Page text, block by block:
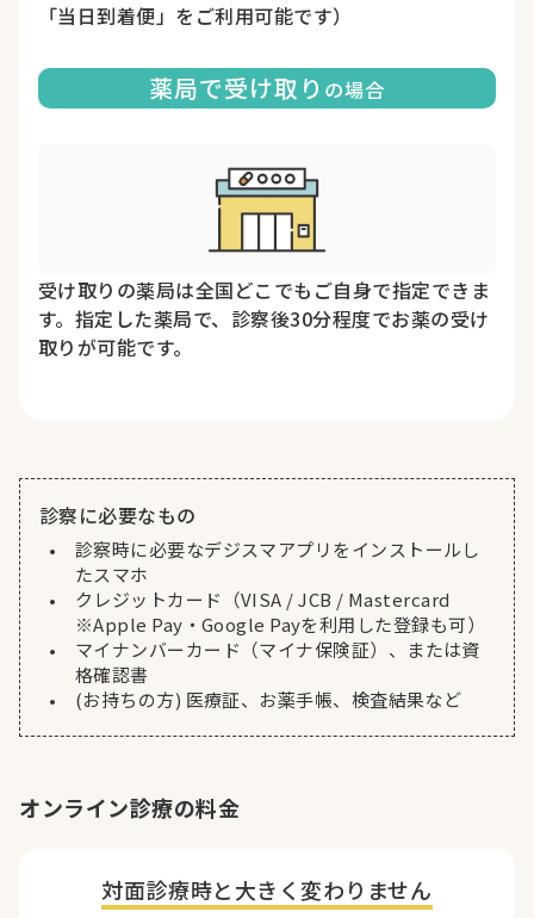
「当日到着便」をご利用可能です）
薬局で受け取り の場合
受け取りの薬局は全国どこでもご自身で指定できま
す。指定した薬局で、診察後30分程度でお薬の受け
取りが可能です。
診察に必要なもの
診察時に必要なデジスマアプリをインストールし
たスマホ
クレジットカード（VISA / JCB / Mastercard
※Apple Pay・Google Payを利用した登録も可）
マイナンバーカード（マイナ保険証）、または資
格確認書
(お持ちの方) 医療証、お薬手帳、検査結果など
オンライン診療の料金
対面診療時と大きく変わりません